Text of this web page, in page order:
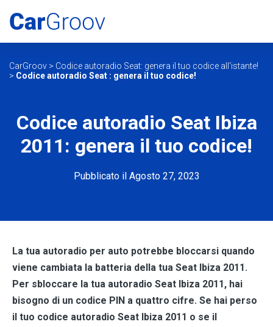
CarGroov > Codice autoradio Seat: genera il tuo codice all'istante!
> Codice autoradio Seat : genera il tuo codice!
Codice autoradio Seat Ibiza
2011: genera il tuo codice!
Pubblicato il Agosto 27, 2023
La tua autoradio per auto potrebbe bloccarsi quando
viene cambiata la batteria della tua Seat Ibiza 2011.
Per sbloccare la tua autoradio Seat Ibiza 2011 , hai
bisogno di un codice PIN a quattro cifre. Se hai perso
il tuo codice autoradio Seat Ibiza 2011 o se il